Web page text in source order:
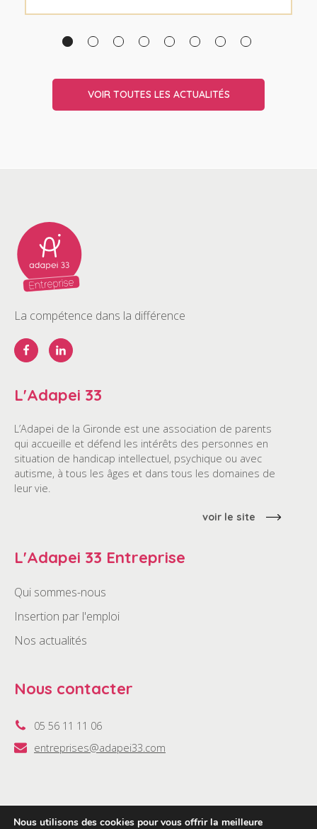
VOIR TOUTES LES ACTUALITÉS
La compétence dans la différence
L'Adapei 33
L’Adapei de la Gironde est une association de parents
qui accueille et défend les intérêts des personnes en
situation de handicap intellectuel, psychique ou avec
autisme, à tous les âges et dans tous les domaines de
leur vie.
voir le site
L'Adapei 33 Entreprise
Qui sommes-nous
Insertion par l'emploi
Nos actualités
Nous contacter
05 56 11 11 06
entreprises@adapei33.com
Nous utilisons des cookies pour vous offrir la meilleure